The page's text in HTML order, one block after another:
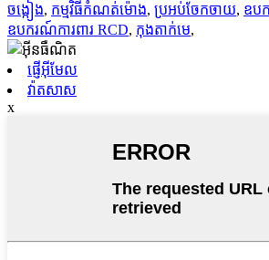
ចង្កៀង, កម្មវិធីកំណត់ម៉ោង, ប្រអប់ចែកចាយ, ឧប
ឧបករណ៍ការពារ RCD, កុងតាក់មេ,
ផ្ញើអ៊ីមែល
វ៉ាតសាស
x